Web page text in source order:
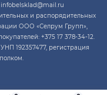
и распорядительных
ООО «Селрум Групп»,
+375 17 378-34-12.
192357477, регистрация